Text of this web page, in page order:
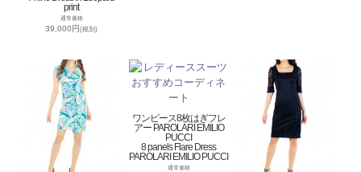
print
通常価格
39,000円(税別)
ワンピース8枚はぎフレ
アー PAROLARI EMILIO
PUCCI
8 panels Flare Dress
PAROLARI EMILIO PUCCI
通常価格